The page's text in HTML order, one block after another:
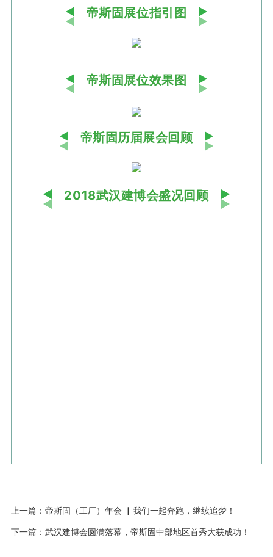
帝斯固展位指引图
帝斯固展位效果图
帝斯固历届展会回顾
2018武汉建博会盛况回顾
上一篇：帝斯固（工厂）年会 ▏我们一起奔跑，继续追梦！
下一篇：武汉建博会圆满落幕，帝斯固中部地区首秀大获成功！